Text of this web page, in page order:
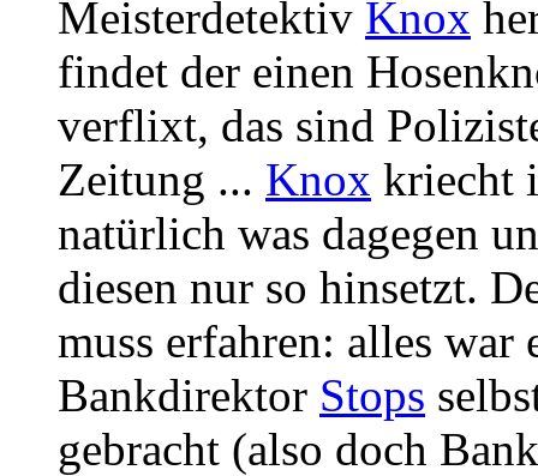
Meisterdetektiv Knox
findet der einen
verflixt, das sind
Zeitung ... Knox kriecht
natürlich was dagegen
diesen nur so hinsetzt.
muss erfahren: alles war
Bankdirektor Stops
gebracht (also doch